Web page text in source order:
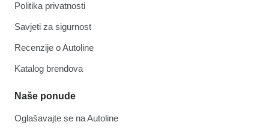
Politika privatnosti
Savjeti za sigurnost
Recenzije o Autoline
Katalog brendova
Naše ponude
Oglašavajte se na Autoline